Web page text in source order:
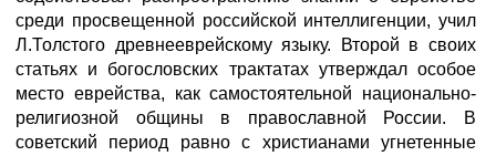
среди просвещенной российской интеллигенции, учил
Л.Толстого древнееврейскому языку. Второй в своих
статьях и богословских трактатах утверждал особое
место еврейства, как самостоятельной национально-
религиозной общины в православной России. В
советский период равно с христианами угнетенные